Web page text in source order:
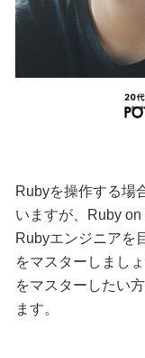
Rubyを操作する場
いますが、Ruby on
Rubyエンジニアを
をマスターしまし
をマスターしたい
ます。